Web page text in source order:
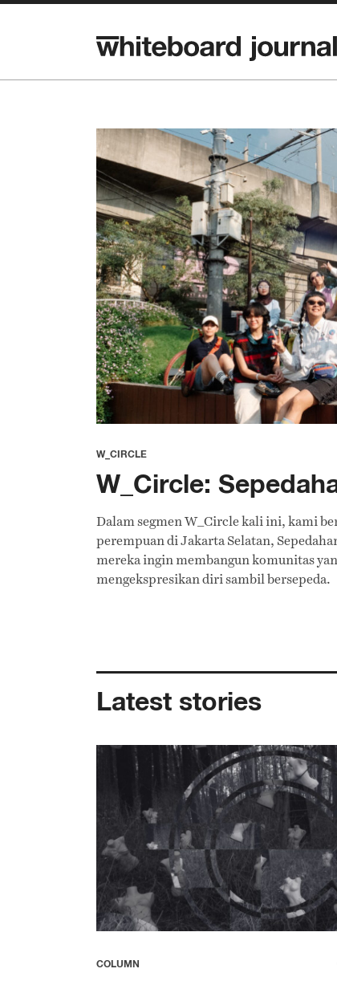
W_CIRCLE
W_Circle:
Dalam segmen W_Circle kali ini, kami
perempuan di Jakarta Selatan,
mereka ingin membangun komunitas
mengekspresikan diri sambil bersepeda.
Latest stories
COLUMN